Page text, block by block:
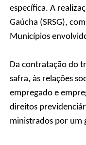
específica. A
Gaúcha (SRSG),
Municípios
Da contratação do
safra, às relações
empregado e
direitos
ministrados por um